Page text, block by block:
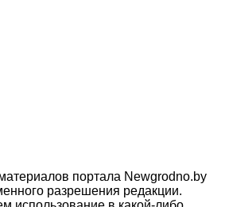
портала Newgrodno.by
разрешения редакции.